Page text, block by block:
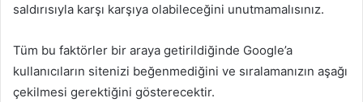
saldırısıyla karşı karşıya olabileceğini unutmamalısınız.
Tüm bu faktörler bir araya getirildiğinde Google’a
kullanıcıların sitenizi beğenmediğini ve sıralamanızın aşağı
çekilmesi gerektiğini gösterecektir.